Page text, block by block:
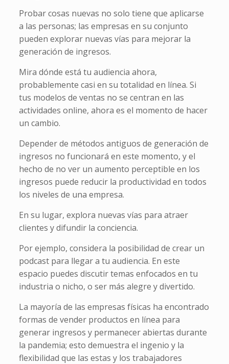
Probar cosas nuevas no solo tiene que aplicarse
a las personas; las empresas en su conjunto
pueden explorar nuevas vías para mejorar la
generación de ingresos.
Mira dónde está tu audiencia ahora,
probablemente casi en su totalidad en línea. Si
tus modelos de ventas no se centran en las
actividades online, ahora es el momento de hacer
un cambio.
Depender de métodos antiguos de generación de
ingresos no funcionará en este momento, y el
hecho de no ver un aumento perceptible en los
ingresos puede reducir la productividad en todos
los niveles de una empresa.
En su lugar, explora nuevas vías para atraer
clientes y difundir la conciencia.
Por ejemplo, considera la posibilidad de crear un
podcast para llegar a tu audiencia. En este
espacio puedes discutir temas enfocados en tu
industria o nicho, o ser más alegre y divertido.
La mayoría de las empresas físicas ha encontrado
formas de vender productos en línea para
generar ingresos y permanecer abiertas durante
la pandemia; esto demuestra el ingenio y la
flexibilidad que las estas y los trabajadores